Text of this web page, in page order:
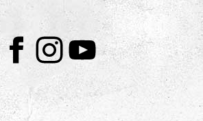
FacebookInstagramYoutube